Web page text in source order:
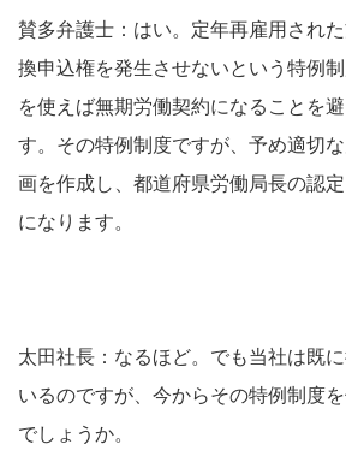
賛多弁護士：はい。定年再雇用され
換申込権を発生させないという特例
を使えば無期労働契約になることを
す。その特例制度ですが、予め適切
画を作成し、都道府県労働局長の認
になります。
太田社長：なるほど。でも当社は既
いるのですが、今からその特例制度
でしょうか。